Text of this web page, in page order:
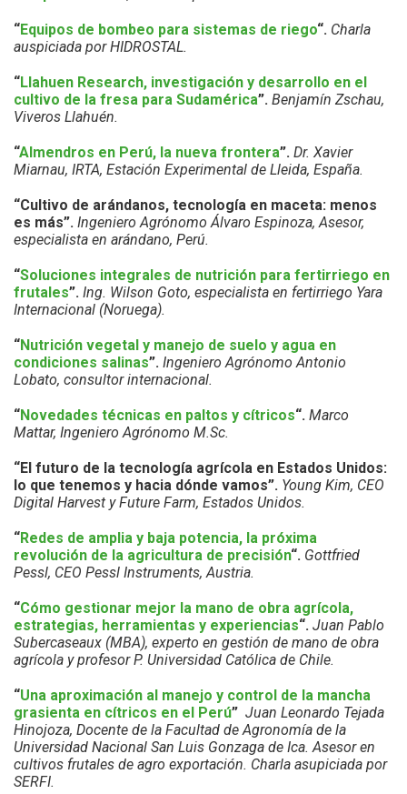
“Equipos de bombeo para sistemas de riego“. Charla
auspiciada por HIDROSTAL.
“Llahuen Research, investigación y desarrollo en el
cultivo de la fresa para Sudamérica”. Benjamín Zschau,
Viveros Llahuén.
“Almendros en Perú, la nueva frontera”. Dr. Xavier
Miarnau, IRTA, Estación Experimental de Lleida, España.
“Cultivo de arándanos, tecnología en maceta: menos
es más”. Ingeniero Agrónomo Álvaro Espinoza, Asesor,
especialista en arándano, Perú.
“Soluciones integrales de nutrición para fertirriego en
frutales”. Ing. Wilson Goto, especialista en fertirriego Yara
Internacional (Noruega).
“Nutrición vegetal y manejo de suelo y agua en
condiciones salinas”. Ingeniero Agrónomo Antonio
Lobato, consultor internacional.
“Novedades técnicas en paltos y cítricos“. Marco
Mattar, Ingeniero Agrónomo M.Sc.
“El futuro de la tecnología agrícola en Estados Unidos:
lo que tenemos y hacia dónde vamos”. Young Kim, CEO
Digital Harvest y Future Farm, Estados Unidos.
“Redes de amplia y baja potencia, la próxima
revolución de la agricultura de precisión“. Gottfried
Pessl, CEO Pessl Instruments, Austria.
“Cómo gestionar mejor la mano de obra agrícola,
estrategias, herramientas y experiencias“. Juan Pablo
Subercaseaux (MBA), experto en gestión de mano de obra
agrícola y profesor P. Universidad Católica de Chile.
“Una aproximación al manejo y control de la mancha
grasienta en cítricos en el Perú” Juan Leonardo Tejada
Hinojoza, Docente de la Facultad de Agronomía de la
Universidad Nacional San Luis Gonzaga de Ica. Asesor en
cultivos frutales de agro exportación. Charla asupiciada por
SERFI.